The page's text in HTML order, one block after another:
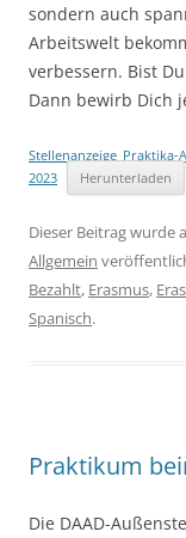
sondern auch
Arbeitswelt
verbessern. Bist
Dann bewirb Dich
Stellenanzeige_Praktika-
2023
Herunterladen
Dieser Beitrag wurde
Allgemein
Bezahlt, Erasmus,
Spanisch.
Praktikum
Die DAAD-